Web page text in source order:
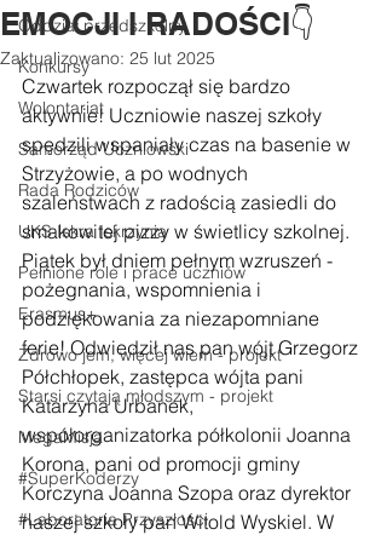
Oddział przedszkolny
Konkursy
Wolontariat
Samorząd Uczniowski
Rada Rodziców
UKS Iskra Iskrzynia
Pełnione role i prace uczniów
Erasmus+
Zdrowo jem, więcej wiem - projekt
Starsi czytają młodszym - projekt
MegaMisja
#SuperKoderzy
#Laboratoria Przyszłości
EMOCJI I RADOŚCI👇
Zaktualizowano: 25 lut 2025
Czwartek rozpoczął się bardzo
aktywnie! Uczniowie naszej szkoły
spędzili wspaniały czas na basenie w
Strzyżowie, a po wodnych
szaleństwach z radością zasiedli do
smakowitej pizzy w świetlicy szkolnej.
Piątek był dniem pełnym wzruszeń -
pożegnania, wspomnienia i
podziękowania za niezapomniane
ferie! Odwiedził nas pan wójt Grzegorz
Półchłopek, zastępca wójta pani
Katarzyna Urbanek,
współorganizatorka półkolonii Joanna
Korona, pani od promocji gminy
Korczyna Joanna Szopa oraz dyrektor
naszej szkoły pan Witold Wyskiel. W